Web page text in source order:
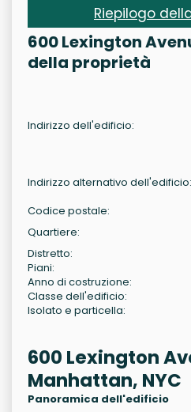
Riepilogo
600 Lexington
della proprietà
Indirizzo dell'edificio:
Indirizzo alternativo dell'edificio:
Codice postale:
Quartiere:
Distretto:
Piani:
Anno di costruzione:
Classe dell'edificio:
Isolato e particella:
600 Lexington
Manhattan, NYC
Panoramica dell'edificio